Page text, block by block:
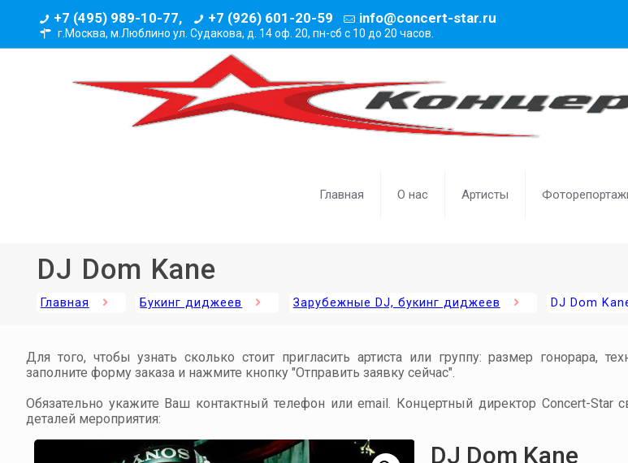
+7 (495) 989-10-77, +7 (926) 601-20-59 info@concert-star.ru
г.Москва, м.Люблино ул. Судакова, д. 14 оф. 20, пн-сб с 10 до 20 часов.
Главная О нас Артисты
DJ Dom Kane
Главная Букинг диджеев Зарубежные DJ, букинг диджеев DJ Dom
Для того, чтобы узнать сколько стоит пригласить артиста или группу: размер гонорара,
заполните форму заказа и нажмите кнопку "Отправить заявку сейчас".
Обязательно укажите Ваш контактный телефон или email. Концертный директор Concert-Star
деталей мероприятия:
DJ Dom Kane